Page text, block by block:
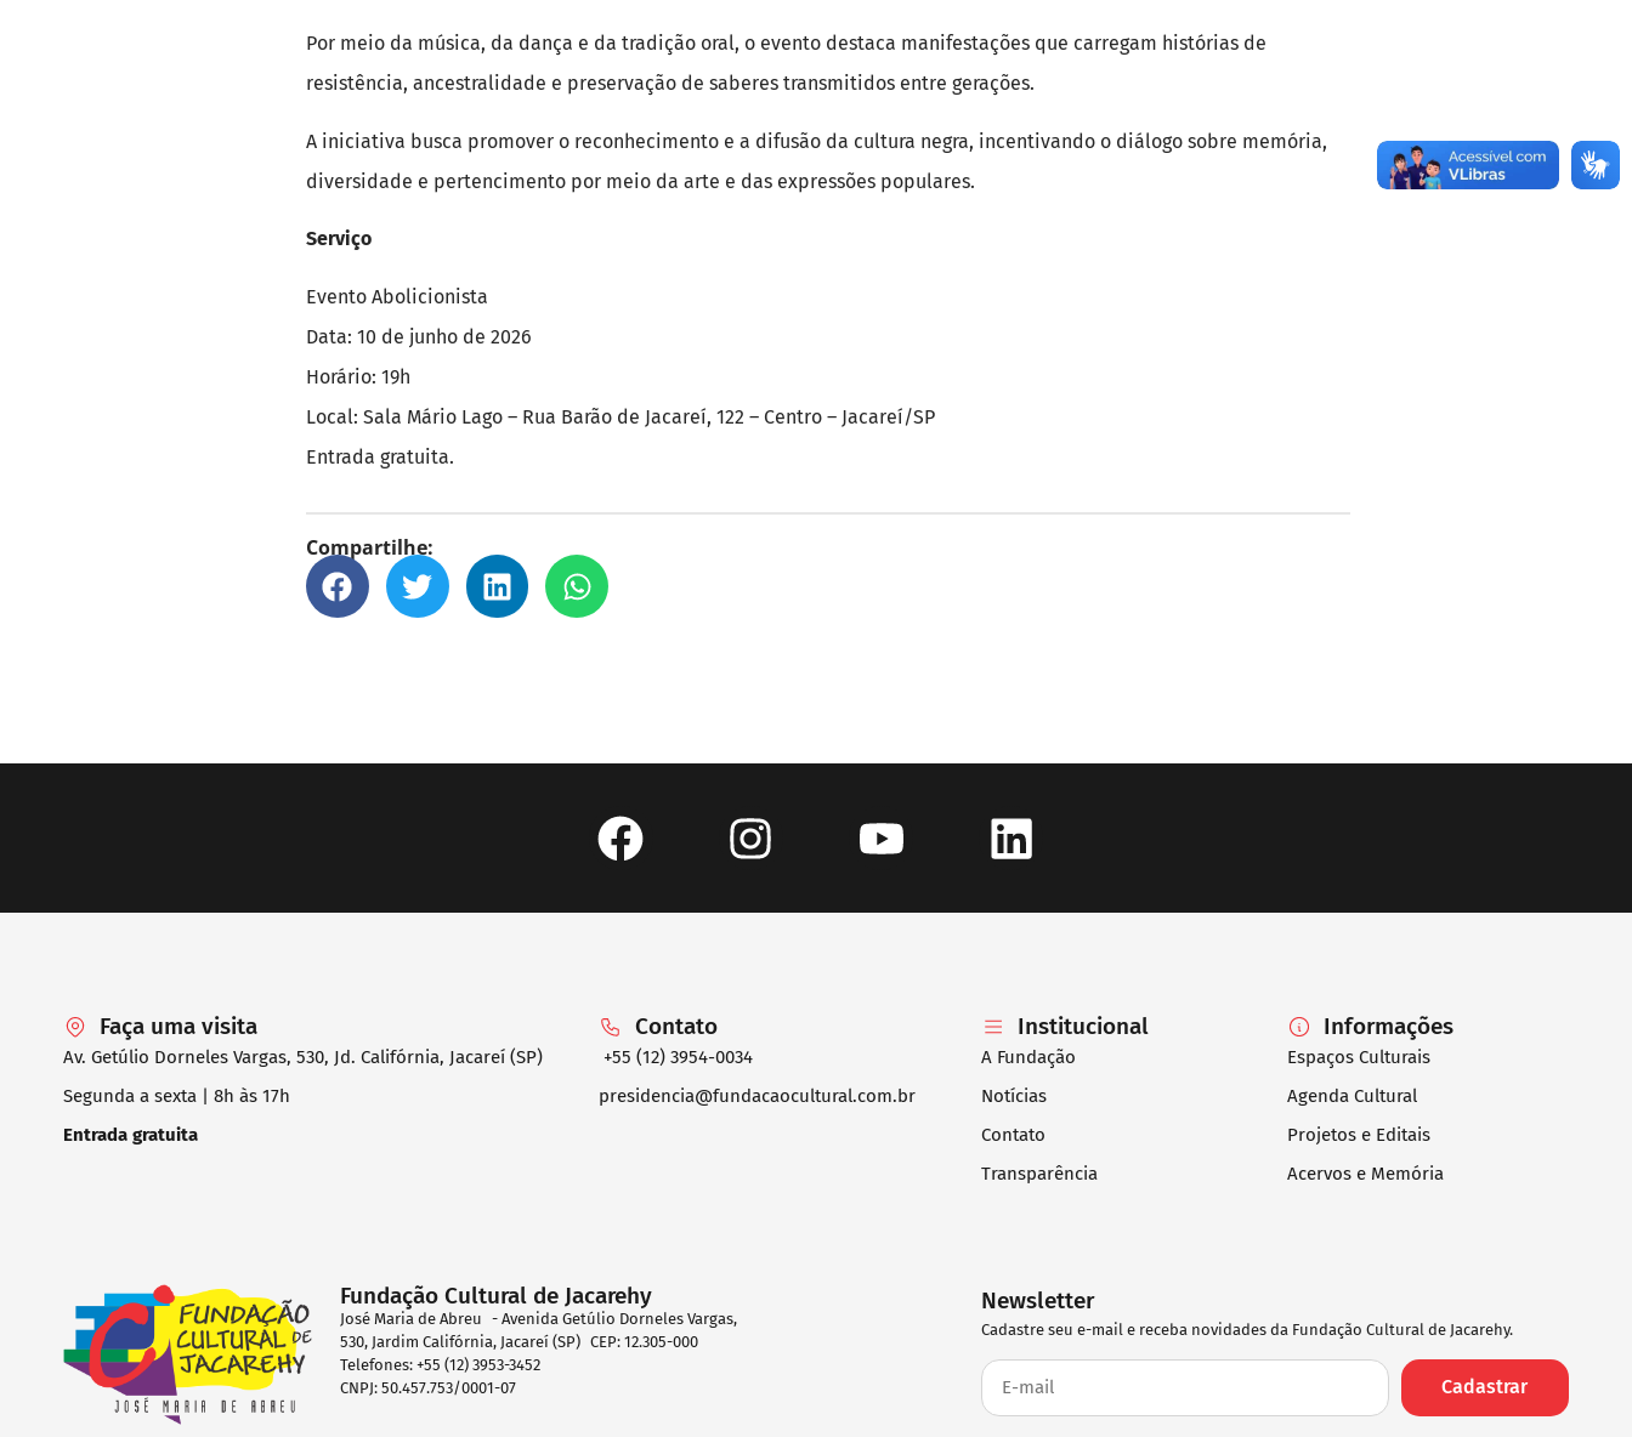
Por meio da música, da dança e da tradição oral, o evento destaca manifestações que carregam histórias de
resistência, ancestralidade e preservação de saberes transmitidos entre gerações.
A iniciativa busca promover o reconhecimento e a difusão da cultura negra, incentivando o diálogo sobre memória,
diversidade e pertencimento por meio da arte e das expressões populares.
Serviço
Evento Abolicionista
Data: 10 de junho de 2026
Horário: 19h
Local: Sala Mário Lago – Rua Barão de Jacareí, 122 – Centro – Jacareí/SP
Entrada gratuita.
Compartilhe:
Faça uma visita
Av. Getúlio Dorneles Vargas, 530, Jd. Califórnia, Jacareí (SP)
Segunda a sexta | 8h às 17h
Entrada gratuita
Contato
+55 (12) 3954-0034
presidencia@fundacaocultural.com.br
Institucional
A Fundação
Notícias
Contato
Transparência
Informações
Espaços Culturais
Agenda Cultural
Projetos e Editais
Acervos e Memória
Fundação Cultural de Jacarehy
José Maria de Abreu - Avenida Getúlio Dorneles Vargas,
530, Jardim Califórnia, Jacareí (SP) CEP: 12.305-000
Telefones: +55 (12) 3953-3452
CNPJ: 50.457.753/0001-07
Newsletter
Cadastre seu e-mail e receba novidades da Fundação Cultural de Jacarehy.
Cadastrar